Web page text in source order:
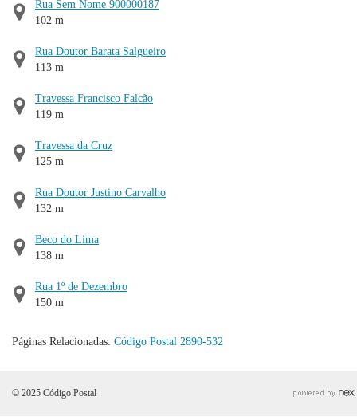
Rua Sem Nome 900000187
102 m
Rua Doutor Barata Salgueiro
113 m
Travessa Francisco Falcão
119 m
Travessa da Cruz
125 m
Rua Doutor Justino Carvalho
132 m
Beco do Lima
138 m
Rua 1º de Dezembro
150 m
Páginas Relacionadas: Código Postal 2890-532
© 2025 Código Postal